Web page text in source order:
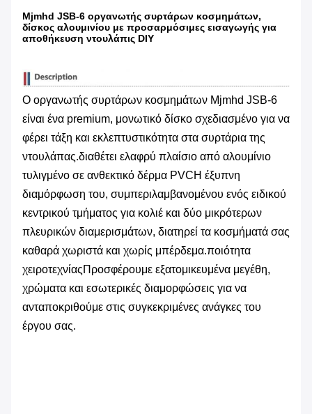
Mjmhd JSB-6 οργανωτής συρτάρων κοσμημάτων,
δίσκος αλουμινίου με προσαρμόσιμες εισαγωγής για
αποθήκευση ντουλάπις DIY
Ο οργανωτής συρτάρων κοσμημάτων Mjmhd JSB-6
είναι ένα premium, μονωτικό δίσκο σχεδιασμένο για να
φέρει τάξη και εκλεπτυστικότητα στα συρτάρια της
ντουλάπας.διαθέτει ελαφρύ πλαίσιο από αλουμίνιο
τυλιγμένο σε ανθεκτικό δέρμα PVCΗ έξυπνη
διαμόρφωση του, συμπεριλαμβανομένου ενός ειδικού
κεντρικού τμήματος για κολιέ και δύο μικρότερων
πλευρικών διαμερισμάτων, διατηρεί τα κοσμήματά σας
καθαρά χωριστά και χωρίς μπέρδεμα.ποιότητα
χειροτεχνίαςΠροσφέρουμε εξατομικευμένα μεγέθη,
χρώματα και εσωτερικές διαμορφώσεις για να
ανταποκριθούμε στις συγκεκριμένες ανάγκες του
έργου σας.